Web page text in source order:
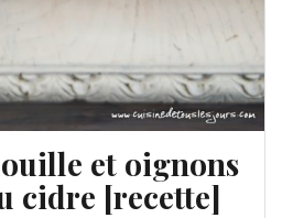
et oignons
cidre [recette]